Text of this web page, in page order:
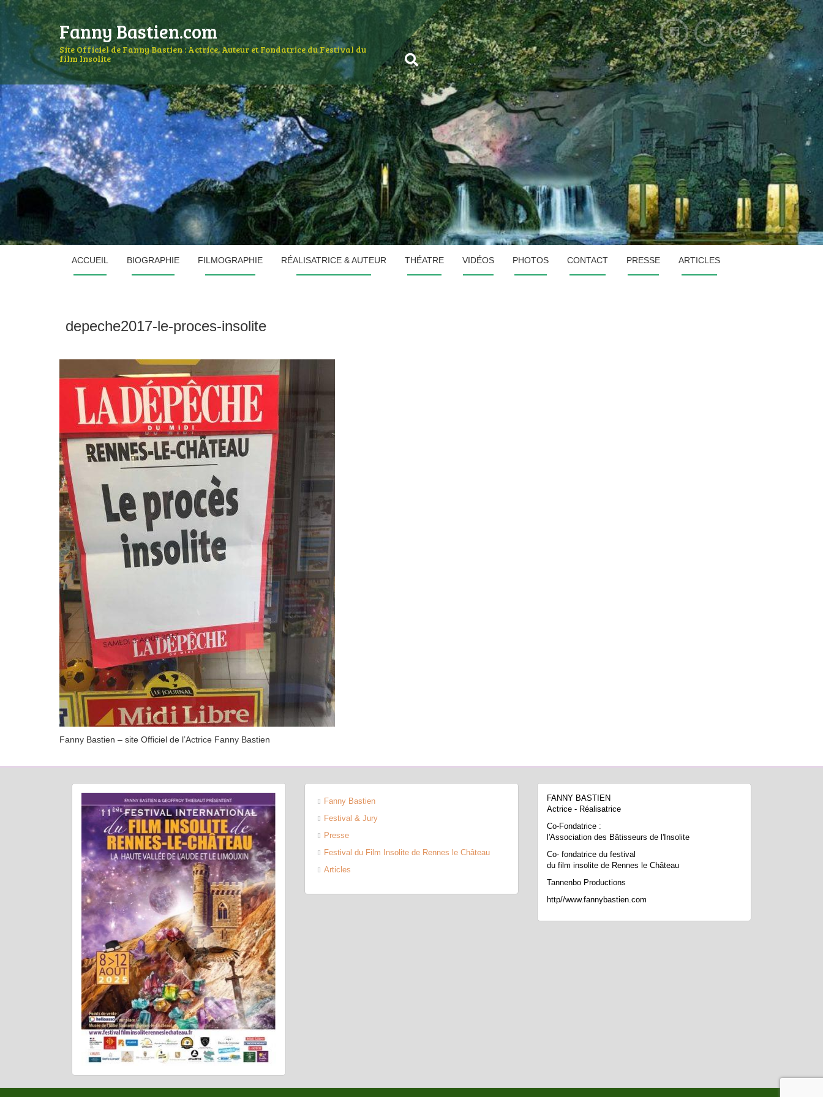
Fanny Bastien.com
Site Officiel de Fanny Bastien : Actrice, Auteur et Fondatrice du Festival du
film Insolite
ACCUEIL BIOGRAPHIE FILMOGRAPHIE RÉALISATRICE & AUTEUR THÉATRE VIDÉOS PHOTOS CONTACT PRESSE ARTICLES
depeche2017-le-proces-insolite
Fanny Bastien – site Officiel de l’Actrice Fanny Bastien
Fanny Bastien
Festival & Jury
Presse
Festival du Film Insolite de Rennes le Château
Articles
FANNY BASTIEN
Actrice - Réalisatrice
Co-Fondatrice :
l'Association des Bâtisseurs de l'Insolite
Co- fondatrice du festival
du film insolite de Rennes le Château
Tannenbo Productions
http//www.fannybastien.com